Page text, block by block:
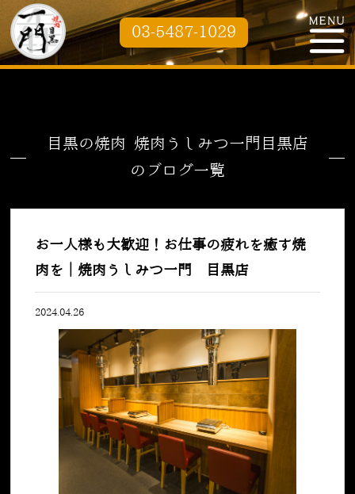
03-5487-1029
目黒の焼肉 焼肉うしみつ一門目黒店
のブログ一覧
お一人様も大歓迎！お仕事の疲れを癒す焼
肉を｜焼肉うしみつ一門 目黒店
2024.04.26